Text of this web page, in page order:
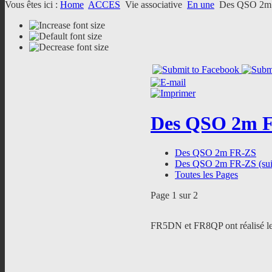
Vous êtes ici : Home ACCES Vie associative En une Des QSO
Des QSO 2m
Des QSO 2m FR-ZS
Des QSO 2m FR-ZS
Toutes les Pages
Page 1 sur 2
FR5DN et FR8QP ont réalisé